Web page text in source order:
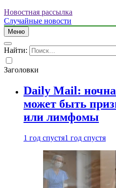
Новостная рассылка
Случайные новости
Меню
Найти:
Заголовки
Daily Mail:
может быть
или лимфомы
1 год спустя1 год спустя